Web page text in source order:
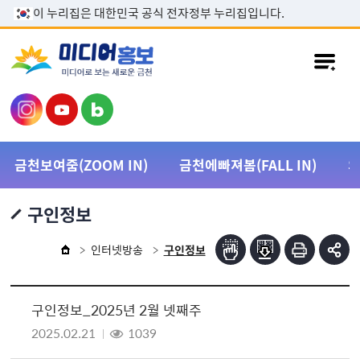
본문 바로가기
이 누리집은 대한민국 공식 전자정부 누리집입니다.
금천보여줌(ZOOM IN) 금천에빠져봄(FALL IN)
구인정보
인터넷방송 구인정보
구인정보_2025년 2월 넷째주
2025.02.21 1039